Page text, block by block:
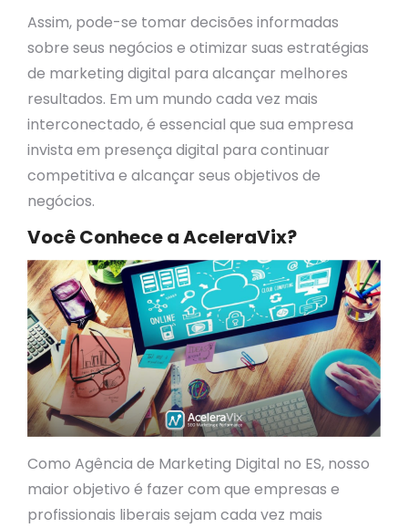
Assim, pode-se tomar decisões informadas
sobre seus negócios e otimizar suas estratégias
de marketing digital para alcançar melhores
resultados. Em um mundo cada vez mais
interconectado, é essencial que sua empresa
invista em presença digital para continuar
competitiva e alcançar seus objetivos de
negócios.
Você Conhece a AceleraVix?
Como Agência de Marketing Digital no ES, nosso
maior objetivo é fazer com que empresas e
profissionais liberais sejam cada vez mais